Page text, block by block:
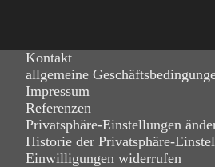
Kontakt
allgemeine
Impressum
Referenzen
Privatsphäre-Einstellungen
Historie der Privatsphäre-
Einwilligungen widerrufen